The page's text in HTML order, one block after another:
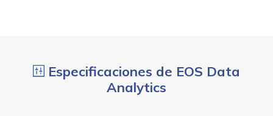
Especificaciones de EOS Data
Analytics